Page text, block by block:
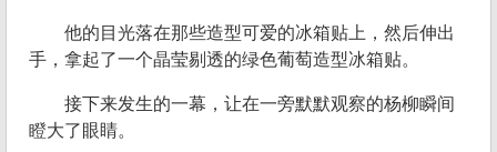
他的目光落在那些造型可爱的冰箱贴上，然后伸出
手，拿起了一个晶莹剔透的绿色葡萄造型冰箱贴。
接下来发生的一幕，让在一旁默默观察的杨柳瞬间
瞪大了眼睛。